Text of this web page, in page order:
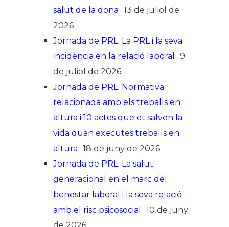
salut de la dona 13 de juliol de
2026
Jornada de PRL. La PRL i la seva
incidència en la relació laboral
9
de juliol de 2026
Jornada de PRL. Normativa
relacionada amb els treballs en
altura i 10 actes que et salven la
vida quan executes treballs en
altura 18 de juny de 2026
Jornada de PRL. La salut
generacional en el marc del
benestar laboral i la seva relació
amb el risc psicosocial
10 de juny